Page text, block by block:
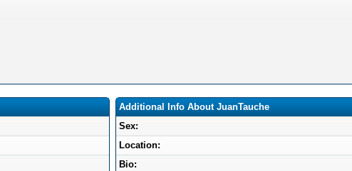
Additional Info About JuanTauche
Sex:
Location:
Bio: